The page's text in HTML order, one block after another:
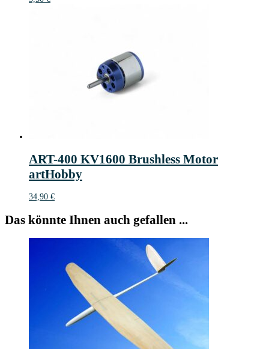
ART-400 KV1600 Brushless Motor
artHobby
34,90 €
Das könnte Ihnen auch gefallen ...